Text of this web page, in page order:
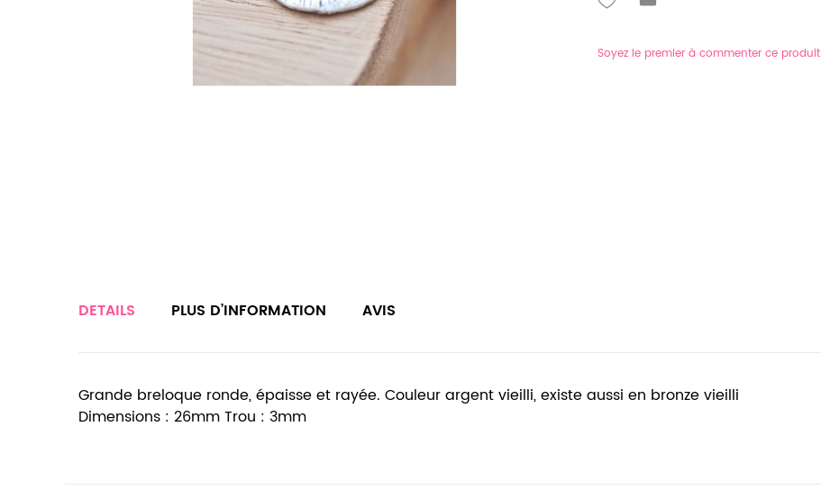
Soyez le premier à commenter ce produit
DETAILS
Grande breloque ronde, épaisse et rayée. Couleur argent vieilli, existe aussi en bronze vieilli
Dimensions : 26mm Trou : 3mm
PLUS D’INFORMATION AVIS